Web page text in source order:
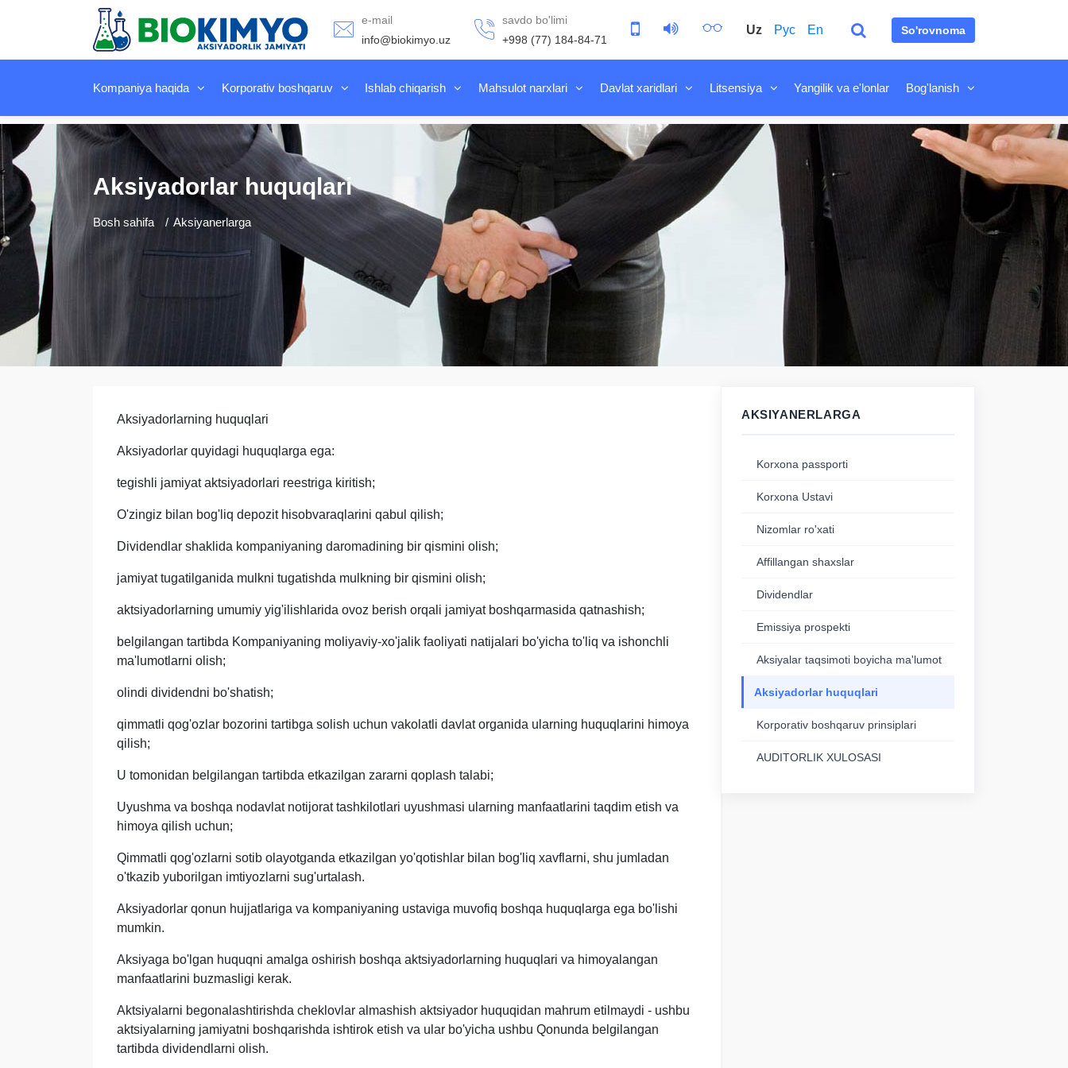
e-mail
info@biokimyo.uz
savdo bo'limi
+998 (77) 184-84-71
Uz Рус En So'rovnoma
Kompaniya haqida Korporativ boshqaruv Ishlab chiqarish Mahsulot narxlari Davlat xaridlari Litsensiya Yangilik va e'lonlar Bog'lanish
Aksiyadorlar huquqlari
Bosh sahifa Aksiyanerlarga
Aksiyadorlarning huquqlari
Aksiyadorlar quyidagi huquqlarga ega:
tegishli jamiyat aktsiyadorlari reestriga kiritish;
O'zingiz bilan bog'liq depozit hisobvaraqlarini qabul qilish;
Dividendlar shaklida kompaniyaning daromadining bir qismini olish;
jamiyat tugatilganida mulkni tugatishda mulkning bir qismini olish;
aktsiyadorlarning umumiy yig'ilishlarida ovoz berish orqali jamiyat boshqarmasida qatnashish;
belgilangan tartibda Kompaniyaning moliyaviy-xo'jalik faoliyati natijalari bo'yicha to'liq va ishonchli
ma'lumotlarni olish;
olindi dividendni bo'shatish;
qimmatli qog'ozlar bozorini tartibga solish uchun vakolatli davlat organida ularning huquqlarini himoya
qilish;
U tomonidan belgilangan tartibda etkazilgan zararni qoplash talabi;
Uyushma va boshqa nodavlat notijorat tashkilotlari uyushmasi ularning manfaatlarini taqdim etish va
himoya qilish uchun;
Qimmatli qog'ozlarni sotib olayotganda etkazilgan yo'qotishlar bilan bog'liq xavflarni, shu jumladan
o'tkazib yuborilgan imtiyozlarni sug'urtalash.
Aksiyadorlar qonun hujjatlariga va kompaniyaning ustaviga muvofiq boshqa huquqlarga ega bo'lishi
mumkin.
Aksiyaga bo'lgan huquqni amalga oshirish boshqa aktsiyadorlarning huquqlari va himoyalangan
manfaatlarini buzmasligi kerak.
Aktsiyalarni begonalashtirishda cheklovlar almashish aktsiyador huquqidan mahrum etilmaydi - ushbu
aktsiyalarning jamiyatni boshqarishda ishtirok etish va ular bo'yicha ushbu Qonunda belgilangan
tartibda dividendlarni olish.
AKSIYANERLARGA
Korxona passporti
Korxona Ustavi
Nizomlar ro'xati
Affillangan shaxslar
Dividendlar
Emissiya prospekti
Aksiyalar taqsimoti boyicha ma'lumot
Aksiyadorlar huquqlari
Korporativ boshqaruv prinsiplari
AUDITORLIK XULOSASI